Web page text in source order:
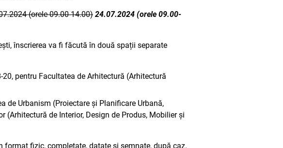
(orele 09.00-14.00) 24.07.2024 (orele 09.00-
înscrierea va fi făcută în două spații separate
pentru Facultatea de Arhitectură (Arhitectură
de Urbanism (Proiectare și Planificare Urbană,
de Interior, Design de Produs, Mobilier și
format fizic, completate, datate și semnate, după caz.